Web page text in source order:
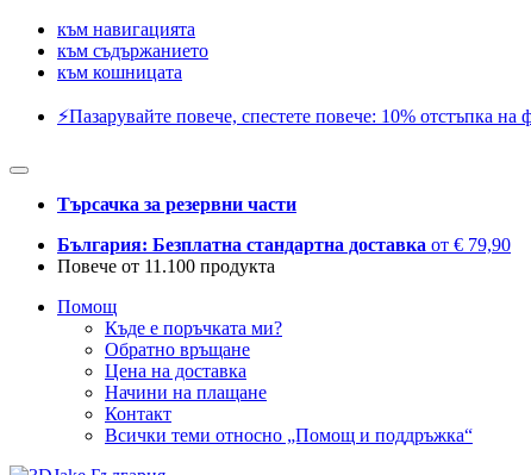
към навигацията
към съдържанието
към кошницата
⚡️Пазарувайте повече, спестете повече: 10% отстъпка
Търсачка за резервни части
България: Безплатна стандартна доставка от € 79,90
Повече от 11.100 продукта
Помощ
Къде е поръчката ми?
Обратно връщане
Цена на доставка
Начини на плащане
Контакт
Всички теми относно „Помощ и поддръжка“